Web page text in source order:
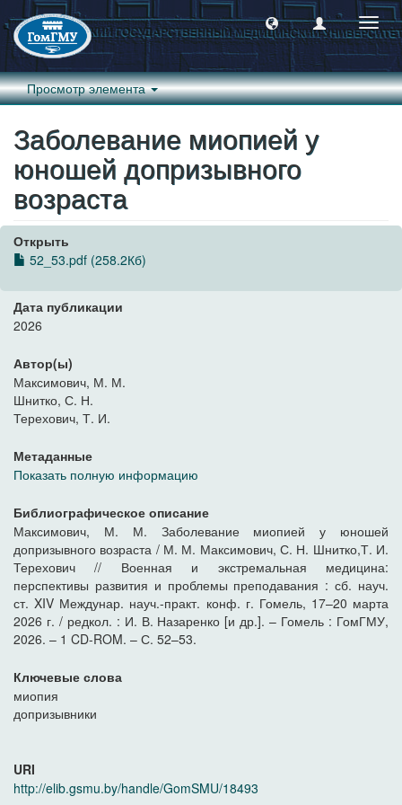
Просмотр элемента
Заболевание миопией у
юношей допризывного
возраста
Открыть
52_53.pdf (258.2Кб)
Дата публикации
2026
Автор(ы)
Максимович, М. М.
Шнитко, С. Н.
Терехович, Т. И.
Метаданные
Показать полную информацию
Библиографическое описание
Максимович, М. М. Заболевание миопией у юношей
допризывного возраста / М. М. Максимович, С. Н. Шнитко,Т. И.
Терехович // Военная и экстремальная медицина:
перспективы развития и проблемы преподавания : сб. науч.
ст. XIV Междунар. науч.-практ. конф. г. Гомель, 17–20 марта
2026 г. / редкол. : И. В. Назаренко [и др.]. – Гомель : ГомГМУ,
2026. – 1 CD-ROM. – С. 52–53.
Ключевые слова
миопия
допризывники
URI
http://elib.gsmu.by/handle/GomSMU/18493